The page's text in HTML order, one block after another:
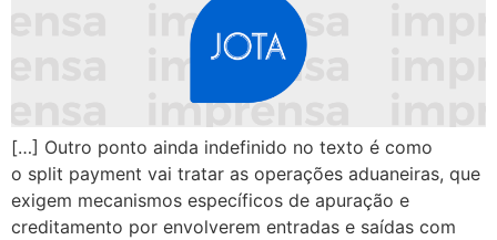
[…] Outro ponto ainda indefinido no texto é como
o split payment vai tratar as operações aduaneiras, que
exigem mecanismos específicos de apuração e
creditamento por envolverem entradas e saídas com